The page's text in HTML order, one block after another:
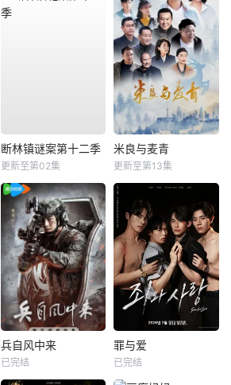
断林镇谜案第十二季
更新至第02集
米良与麦青
更新至第13集
兵自风中来
已完结
罪与爱
已完结